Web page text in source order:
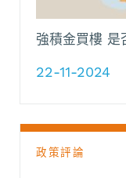
強積金買樓 是
22-11-2024
政策評論